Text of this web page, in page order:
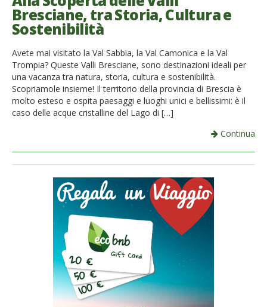
French
Bresciane, tra Storia, Cultura e
Sostenibilità
Avete mai visitato la Val Sabbia, la Val Camonica e la Val
Trompia? Queste Valli Bresciane, sono destinazioni ideali per
una vacanza tra natura, storia, cultura e sostenibilità.
Scopriamole insieme! Il territorio della provincia di Brescia è
molto esteso e ospita paesaggi e luoghi unici e bellissimi: è il
caso delle acque cristalline del Lago di […]
Continua